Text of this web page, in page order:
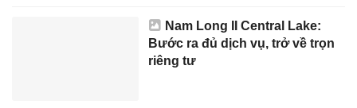
Nam Long II Central Lake:
Bước ra đủ dịch vụ, trở về trọn
riêng tư